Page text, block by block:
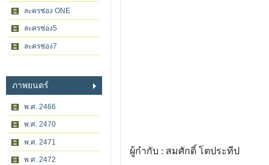
ละครช่อง ONE
ละครช่อง5
ละครช่อง7
ภาพยนตร์
พ.ศ. 2466
พ.ศ. 2470
พ.ศ. 2471
พ.ศ. 2472
ผู้กำกับ : สมศักดิ์ โตประทีป